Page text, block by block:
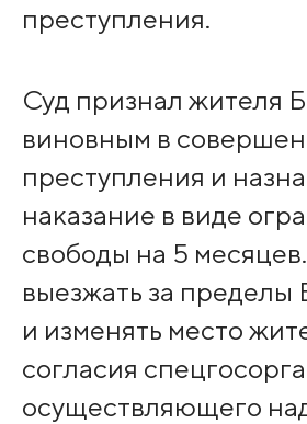
преступления.
Суд признал жителя
виновным в
преступления и
наказание в виде
свободы на 5
выезжать за пределы
и изменять место
согласия
осуществляющего